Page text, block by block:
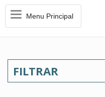
MenuMenu Principal
FILTRAR